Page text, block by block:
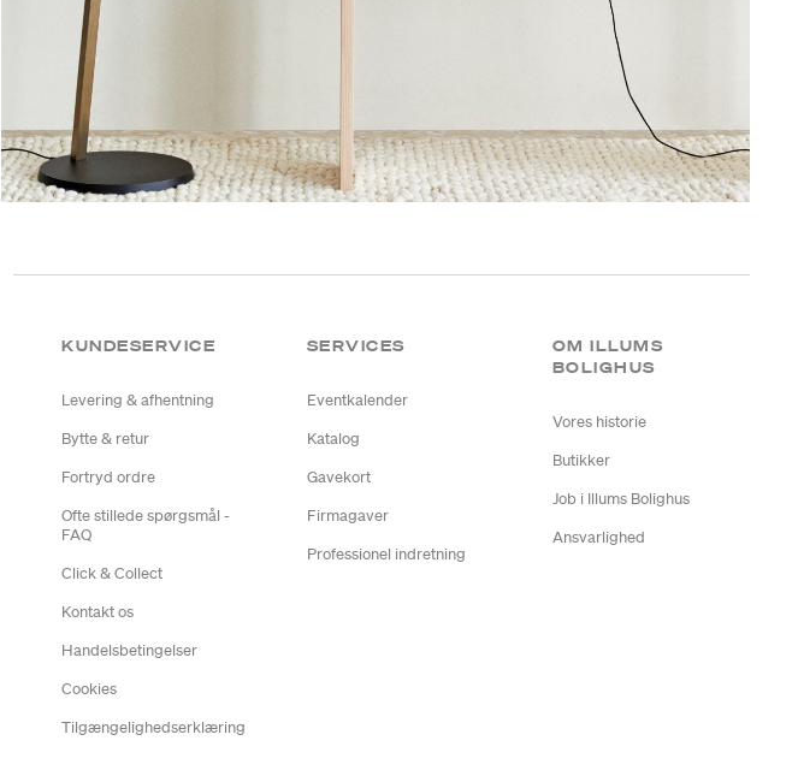
KUNDESERVICE
Levering & afhentning
Bytte & retur
Fortryd ordre
Ofte stillede spørgsmål -
FAQ
Click & Collect
Kontakt os
Handelsbetingelser
Cookies
Tilgængelighedserklæring
SERVICES
Eventkalender
Katalog
Gavekort
Firmagaver
Professionel indretning
OM ILLUMS
BOLIGHUS
Vores historie
Butikker
Job i Illums Bolighus
Ansvarlighed